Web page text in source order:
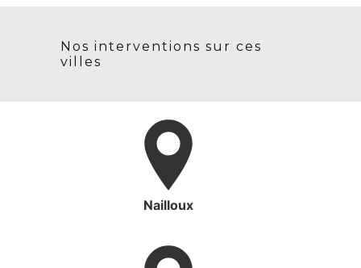
Nos interventions sur ces
villes
Nailloux